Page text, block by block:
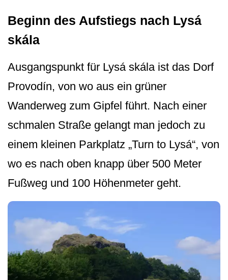
Beginn des Aufstiegs nach Lysá
skála
Ausgangspunkt für Lysá skála ist das Dorf
Provodín, von wo aus ein grüner
Wanderweg zum Gipfel führt. Nach einer
schmalen Straße gelangt man jedoch zu
einem kleinen Parkplatz „Turn to Lysá“, von
wo es nach oben knapp über 500 Meter
Fußweg und 100 Höhenmeter geh­t.